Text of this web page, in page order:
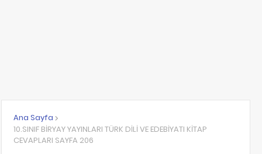
Ana Sayfa
10.SINIF BİRYAY YAYINLARI TÜRK DİLİ VE EDEBİYATI KİTAP
CEVAPLARI SAYFA 206